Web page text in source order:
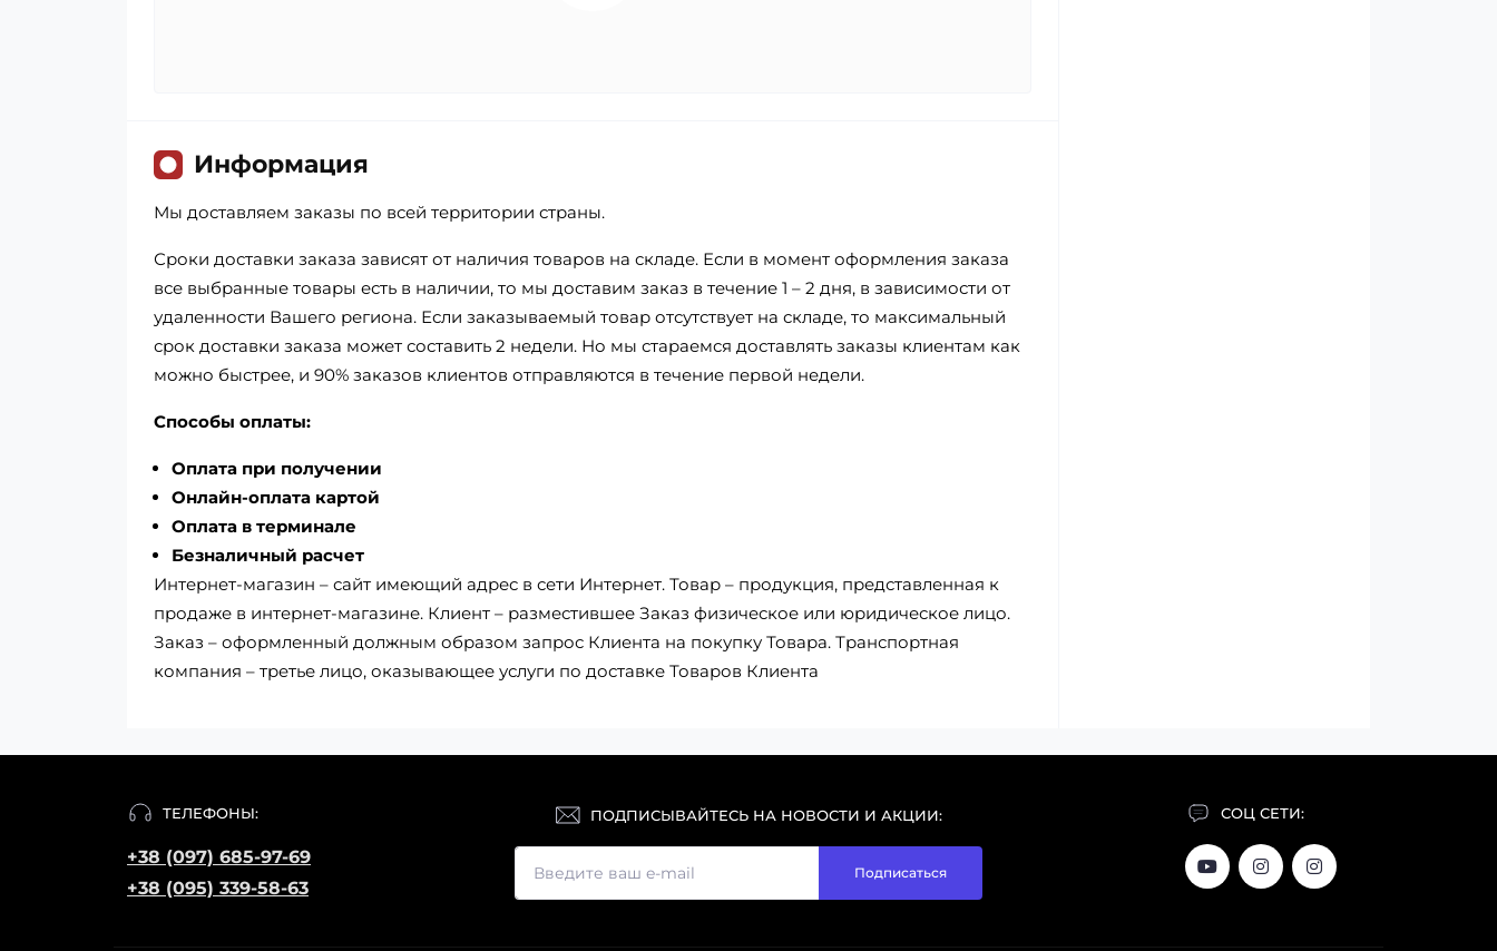
Информация
Мы доставляем заказы по всей территории страны.
Сроки доставки заказа зависят от наличия товаров на складе. Если в момент оформления заказа
все выбранные товары есть в наличии, то мы доставим заказ в течение 1 – 2 дня, в зависимости от
удаленности Вашего региона. Если заказываемый товар отсутствует на складе, то максимальный
срок доставки заказа может составить 2 недели. Но мы стараемся доставлять заказы клиентам как
можно быстрее, и 90% заказов клиентов отправляются в течение первой недели.
Способы оплаты:
Оплата при получении
Онлайн-оплата картой
Оплата в терминале
Безналичный расчет
Интернет-магазин – сайт имеющий адрес в сети Интернет. Товар – продукция, представленная к
продаже в интернет-магазине. Клиент – разместившее Заказ физическое или юридическое лицо.
Заказ – оформленный должным образом запрос Клиента на покупку Товара. Транспортная
компания – третье лицо, оказывающее услуги по доставке Товаров Клиента
ТЕЛЕФОНЫ:
+38 (097) 685-97-69
+38 (095) 339-58-63
СОЦ СЕТИ:
ПОДПИСЫВАЙТЕСЬ НА НОВОСТИ И АКЦИИ:
Подписаться